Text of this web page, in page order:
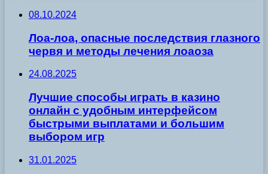
08.10.2024
Лоа-лоа, опасные последствия глазного
червя и методы лечения лоаоза
24.08.2025
Лучшие способы играть в казино
онлайн с удобным интерфейсом
быстрыми выплатами и большим
выбором игр
31.01.2025